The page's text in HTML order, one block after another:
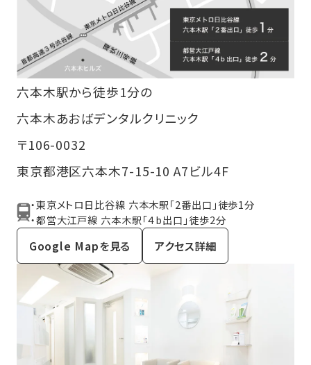
六本木駅から徒歩1分の
六本木あおばデンタルクリニック
〒106-0032
東京都港区六本木7-15-10 A7ビル4F
・東京メトロ日比谷線 六本木駅「2番出口」徒歩1分
・都営大江戸線 六本木駅「４b出口」徒歩2分
Google Mapを見る アクセス詳細